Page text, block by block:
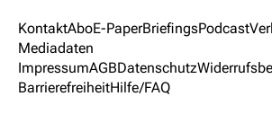
KontaktAboE-PaperBriefingsPodcast
Mediadaten
ImpressumAGBDatenschutz
BarrierefreiheitHilfe/FAQ